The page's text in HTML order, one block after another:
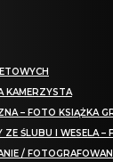
KAMERZYSTA
– FOTO KSIĄŻKA
ŚLUBU I WESELA –
/